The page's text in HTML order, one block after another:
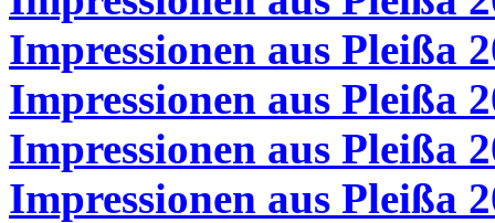
Impressionen aus Pleißa
Impressionen aus Pleißa
Impressionen aus Pleißa
Impressionen aus Pleißa